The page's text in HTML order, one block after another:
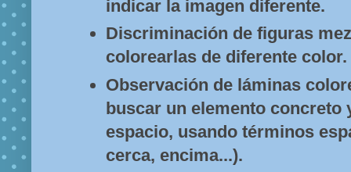
indicar la imagen diferente.
Discriminación de figuras
colorearlas de diferente color.
Observación de láminas
buscar un elemento concreto
espacio, usando términos
cerca, encima...).